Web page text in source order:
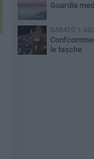
Guardia
SABATO 1
le tasche